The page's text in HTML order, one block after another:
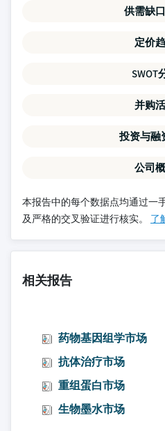
供需缺
定价
SWOT
并购
投资与融
公司
本报告中的每个数据点均通过一
及严格的交叉验证进行核实。 了
相关报告
药物基因组学市场
抗体治疗市场
重组蛋白市场
生物墨水市场